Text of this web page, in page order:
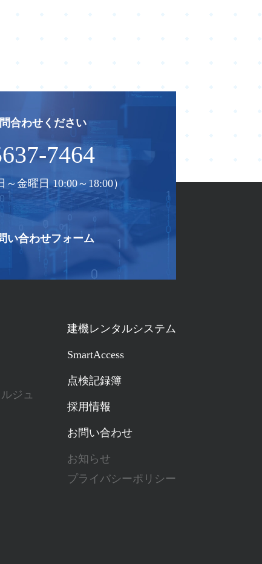
合わせください
7464
金曜日 10:00～18:00）
い合わせフォーム
ジュ
建機レンタルシステム
SmartAccess
点検記録簿
採用情報
お問い合わせ
お知らせ
プライバシーポリシー